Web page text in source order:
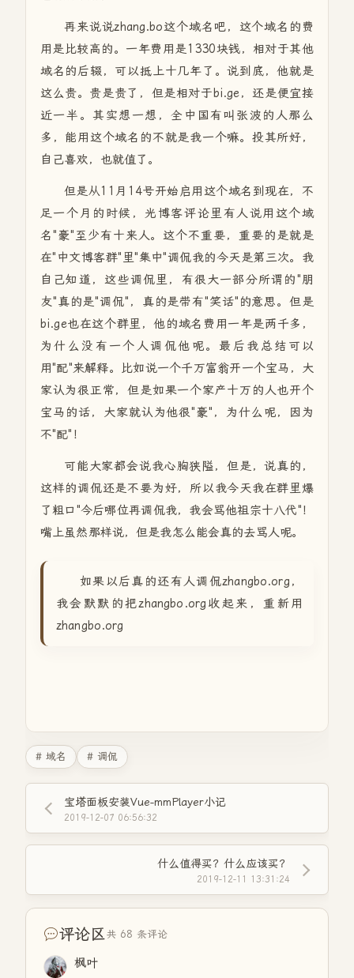
再来说说zhang.bo这个域名吧，这个域名的费
用是比较高的。一年费用是1330块钱，相对于其他
域名的后辍，可以抵上十几年了。说到底，他就是
这么贵。贵是贵了，但是相对于bi.ge，还是便宜接
近一半。其实想一想，全中国有叫张波的人那么
多，能用这个域名的不就是我一个嘛。投其所好，
自己喜欢，也就值了。
但是从11月14号开始启用这个域名到现在，不
足一个月的时候，光博客评论里有人说用这个域
名"豪"至少有十来人。这个不重要，重要的是就是
在"中文博客群"里"集中"调侃我的今天是第三次。我
自己知道，这些调侃里，有很大一部分所谓的"朋
友"真的是"调侃"，真的是带有"笑话"的意思。但是
bi.ge也在这个群里，他的域名费用一年是两千多，
为什么没有一个人调侃他呢。最后我总结可以
用"配"来解释。比如说一个千万富翁开一个宝马，大
家认为很正常，但是如果一个家产十万的人也开个
宝马的话，大家就认为他很"豪"，为什么呢，因为
不"配"！
可能大家都会说我心胸狭隘，但是，说真的，
这样的调侃还是不要为好，所以我今天我在群里爆
了粗口"今后哪位再调侃我，我会骂他祖宗十八代"！
嘴上虽然那样说，但是我怎么能会真的去骂人呢。
如果以后真的还有人调侃zhangbo.org，
我会默默的把zhangbo.org收起来，重新用
zhangbo.org
# 域名 # 调侃
宝塔面板安装Vue-mmPlayer小记
2019-12-07 06:56:32
什么值得买？什么应该买？
2019-12-11 13:31:24
评论区共 68 条评论
枫叶